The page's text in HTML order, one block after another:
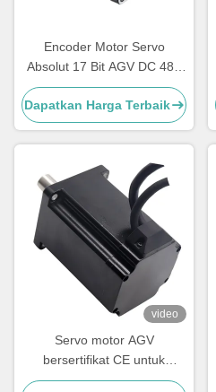
Encoder Motor Servo
Absolut 17 Bit AGV DC 48V
3000RPM
Dapatkan Harga Terbaik
video
Servo motor AGV
bersertifikat CE untuk
Instrumen Medis dan